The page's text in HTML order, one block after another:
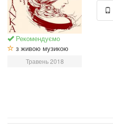
Рекомендуємо
з живою музикою
Травень 2018